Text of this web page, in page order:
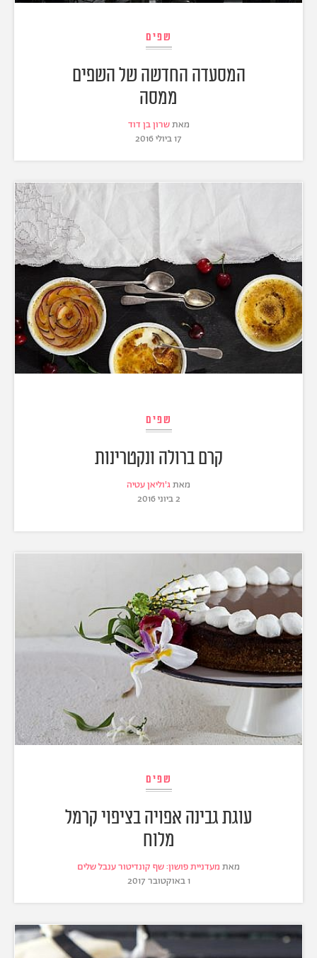
שפים
המסעדה החדשה של השפים
ממסה
מאתשרון בן דוד
17 ביולי 2016
שפים
קרם ברולה ונקטרינות
מאתג'וליאן עטיה
2 ביוני 2016
שפים
עוגת גבינה אפויה בציפוי קרמל
מלוח
מאת מעדניית פושון: שף קונדיטור ענבל שלים
1 באוקטובר 2017